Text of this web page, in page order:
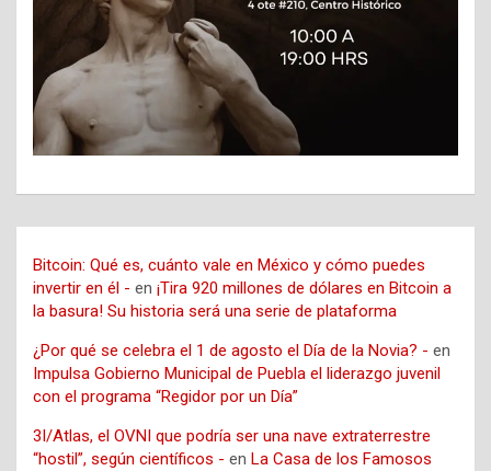
Bitcoin: Qué es, cuánto vale en México y cómo puedes
invertir en él - en ¡Tira 920 millones de dólares en Bitcoin a
la basura! Su historia será una serie de plataforma
¿Por qué se celebra el 1 de agosto el Día de la Novia? - en
Impulsa Gobierno Municipal de Puebla el liderazgo juvenil
con el programa “Regidor por un Día”
3I/Atlas, el OVNI que podría ser una nave extraterrestre
“hostil”, según científicos - en La Casa de los Famosos